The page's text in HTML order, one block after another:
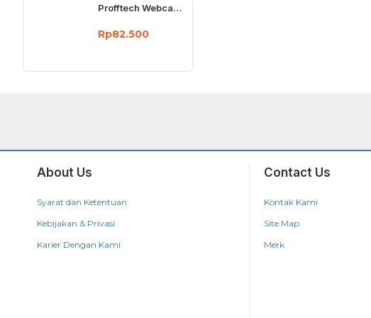
Profftech Webcam 720P Camera Mic Colokan USB Manual Fokus Rotasi 360
Rp82.500
About Us
Syarat dan Ketentuan
Kebijakan & Privasi
Karier Dengan Kami
Contact Us
Kontak Kami
Site Map
Merk